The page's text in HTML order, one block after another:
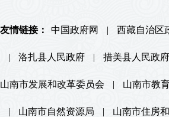
友情链接： 中国政府网 | 西藏自治区
| 洛扎县人民政府 | 措美县人民政府
山南市发展和改革委员会 | 山南市教
| 山南市自然资源局 | 山南市住房